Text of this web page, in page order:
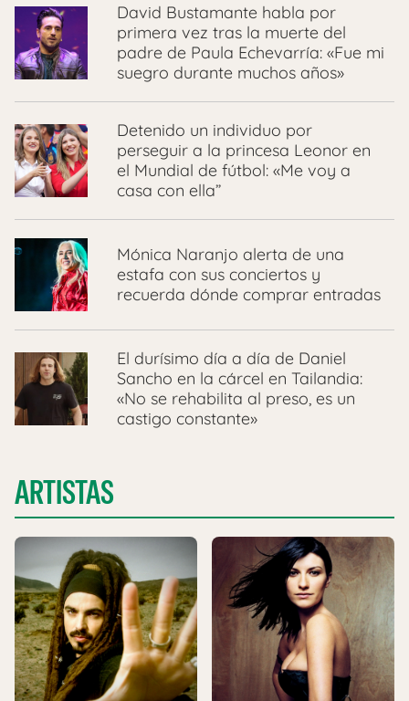
David Bustamante habla por
primera vez tras la muerte del
padre de Paula Echevarría: «Fue mi
suegro durante muchos años»
Detenido un individuo por
perseguir a la princesa Leonor en
el Mundial de fútbol: «Me voy a
casa con ella”
Mónica Naranjo alerta de una
estafa con sus conciertos y
recuerda dónde comprar entradas
El durísimo día a día de Daniel
Sancho en la cárcel en Tailandia:
«No se rehabilita al preso, es un
castigo constante»
ARTISTAS